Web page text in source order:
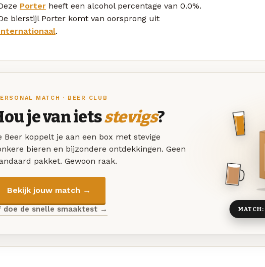
Porter heeft een alcohol percentage van 0.0%.
bierstijl Porter komt van oorsprong uit
.
MATCH · BEER CLUB
je van ietsstevigs?
Beer koppelt je aan een box met stevige
bieren en bijzondere ontdekkingen. Geen
pakket. Gewoon raak.
Bekijk jouw match →
doe de snelle smaaktest → MATCH: